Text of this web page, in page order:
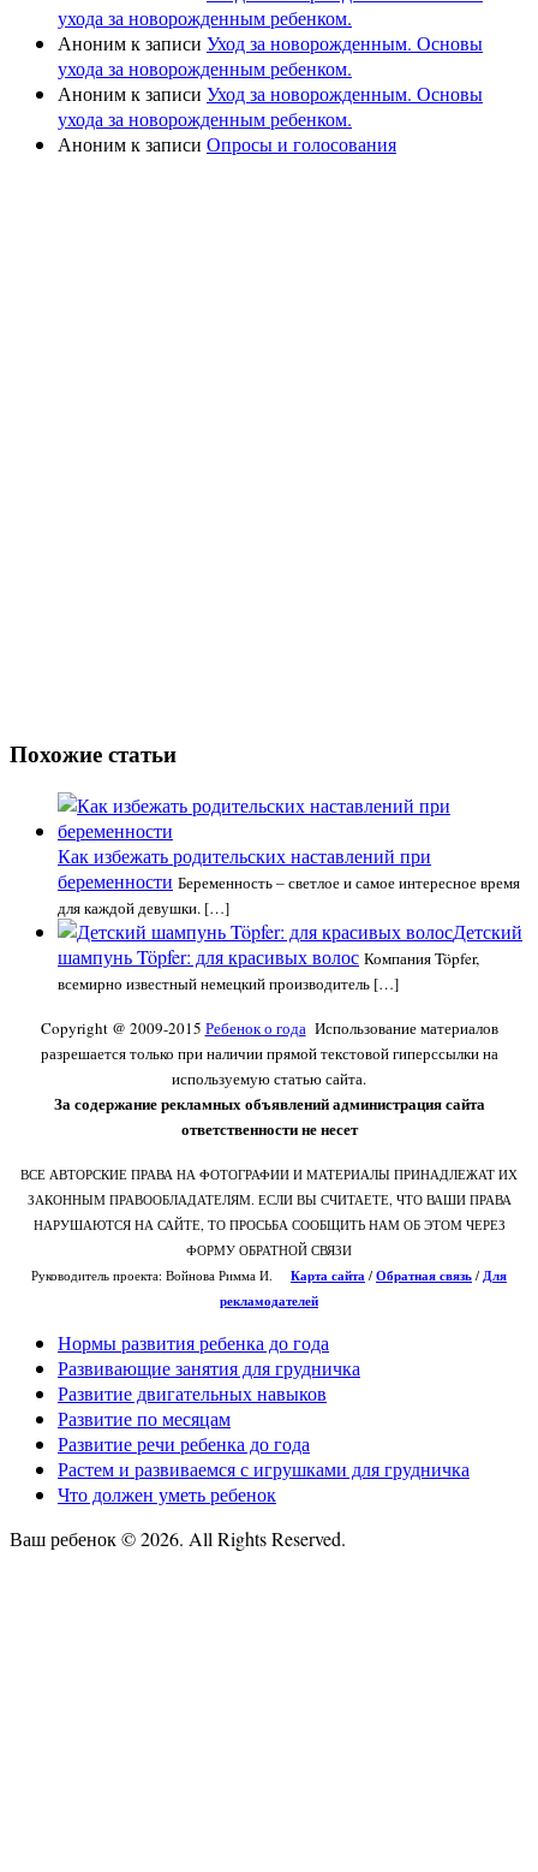
ухода за новорожденным ребенком.
Анонимк записи Уход за новорожденным. Основы
ухода за новорожденным ребенком.
Анонимк записи Уход за новорожденным. Основы
ухода за новорожденным ребенком.
Анонимк записи Опросы и голосования
Похожие статьи
Как избежать родительских наставлений при
беременности Беременность – светлое и самое интересное время
для каждой девушки. […]
Детский
шампунь Töpfer: для красивых волос Компания Töpfer,
всемирно известный немецкий производитель […]
Copyright @ 2009-2015 Ребенок о годаИспользование материалов
разрешается только при наличии прямой текстовой гиперссылки на
используемую статью сайта.
За содержание рекламных объявлений администрация сайта
ответственности не несет
ВСЕ АВТОРСКИЕ ПРАВА НА ФОТОГРАФИИ И МАТЕРИАЛЫ ПРИНАДЛЕЖАТ ИХ
ЗАКОННЫМ ПРАВООБЛАДАТЕЛЯМ. ЕСЛИ ВЫ СЧИТАЕТЕ, ЧТО ВАШИ ПРАВА
НАРУШАЮТСЯ НА САЙТЕ, ТО ПРОСЬБА СООБЩИТЬ НАМ ОБ ЭТОМ ЧЕРЕЗ
ФОРМУ ОБРАТНОЙ СВЯЗИ
Руководитель проекта: Войнова Римма И. Карта сайта / Обратная связь / Для
рекламодателей
Нормы развития ребенка до года
Развивающие занятия для грудничка
Развитие двигательных навыков
Развитие по месяцам
Развитие речи ребенка до года
Растем и развиваемся с игрушками для грудничка
Что должен уметь ребенок
Ваш ребенок © 2026. All Rights Reserved.